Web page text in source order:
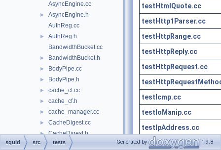
AsyncEngine.cc
►
AsyncEngine.h
AuthReg.cc
►
AuthReg.h
BandwidthBucket.cc
► BandwidthBucket.h
► BodyPipe.cc
► BodyPipe.h
► cache_cf.cc
► cache_cf.h
► cache_manager.cc
► CacheDigest.cc
► CacheDigest.h
► CacheManager.h
testHtmlQuote.cc
testHttp1Parser.cc
testHttpRange.cc
testHttpReply.cc
testHttpRequest.cc
testIcmp.cc
testIoManip.cc
testIpAddress.cc
testIpAddress.cc
squid src tests Generated by 1.9.8